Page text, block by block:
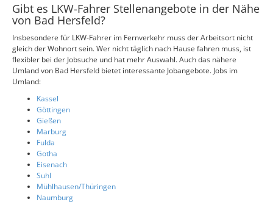
Gibt es LKW-Fahrer Stellenangebote in der Nähe
von Bad Hersfeld?
Insbesondere für LKW-Fahrer im Fernverkehr muss der Arbeitsort nicht
gleich der Wohnort sein. Wer nicht täglich nach Hause fahren muss, ist
flexibler bei der Jobsuche und hat mehr Auswahl. Auch das nähere
Umland von Bad Hersfeld bietet interessante Jobangebote. Jobs im
Umland:
Kassel
Göttingen
Gießen
Marburg
Fulda
Gotha
Eisenach
Suhl
Mühlhausen/Thüringen
Naumburg